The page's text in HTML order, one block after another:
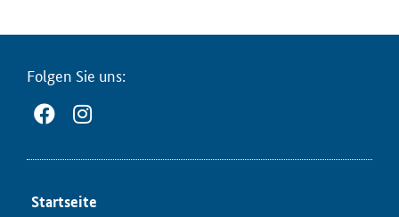
Fol­gen Sie uns:
Start­sei­te